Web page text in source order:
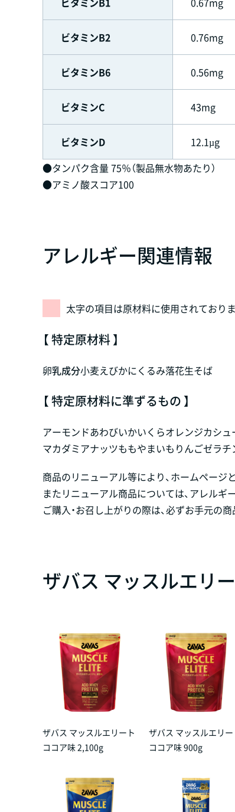
ビタミンB2 0.76mg
ビタミンB6 0.56mg
ビタミンC 43mg
ビタミンD
12.1µg
●タンパク含量 75％（製品無水物あたり）
●アミノ酸スコア100
アレルギー関連情報
太字の項目は原材料に使用されておりま
【 特定原材料 】
卵乳成分小麦えびかにくるみ落花生そば
【 特定原材料に準ずるもの 】
アーモンドあわびいかいくらオレンジカシュ
マカダミアナッツももやまいも りんごゼラチ
商品のリニューアル等により、ホームページ
またリニューアル商品については、アレルギ
ご購入・お召し上がりの際は、必ずお手元の
ザバス マッスルエリ
ザバス マッスルエリート
ココア味 2,100g
ザバス マッスルエリー
ココア味 900g